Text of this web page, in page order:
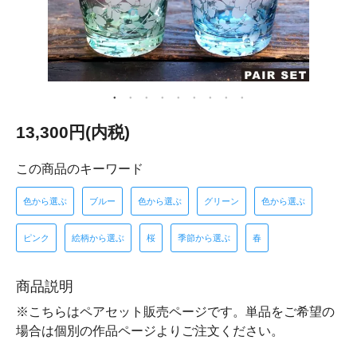
13,300円(内税)
この商品のキーワード
色から選ぶ ブルー 色から選ぶ グリーン 色から選ぶ
ピンク 絵柄から選ぶ 桜 季節から選ぶ 春
商品説明
※こちらはペアセット販売ページです。単品をご希望の
場合は個別の作品ページよりご注文ください。